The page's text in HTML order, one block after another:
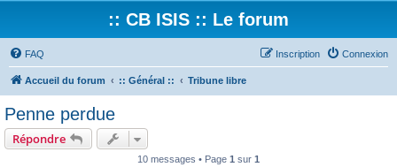
:: CB ISIS :: Le forum
FAQ Connexion
Inscription
Accueil du forum :: Général :: Tribune libre
Penne perdue
Répondre
10 messages • Page 1 sur 1